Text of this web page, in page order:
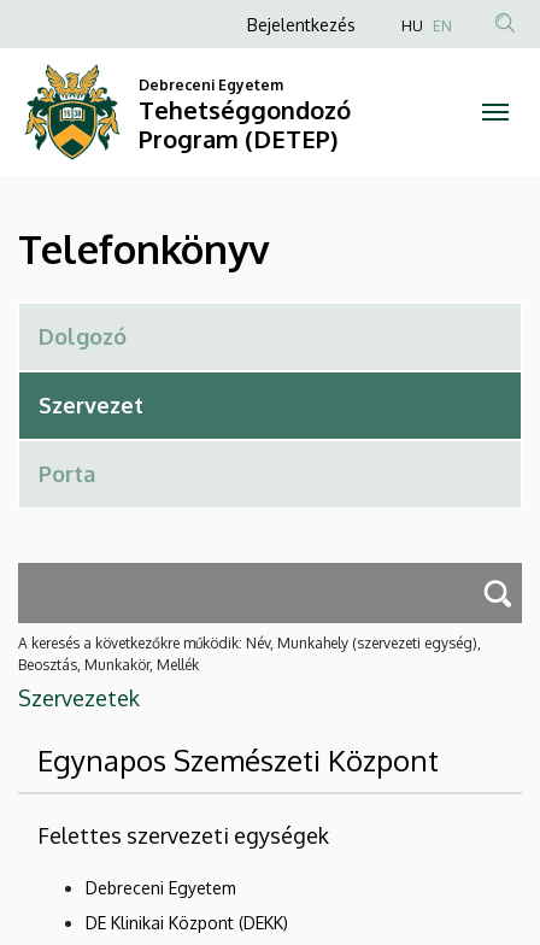
Telefonkönyv
Tehetséggondozó
Program
(DETEP)
a
tartalomra
Anonim
fiók
menüje
Bejelentkezés HU EN
Debreceni Egyetem
Tehetséggondozó
Program (DETEP)
Telefonkönyv
A keresés a következőkre működik: Név, Munkahely (szervezeti egység),
Beosztás, Munkakör, Mellék
Szervezetek
Egynapos Szemészeti Központ
Felettes szervezeti egységek
Debreceni Egyetem
DE Klinikai Központ (DEKK)